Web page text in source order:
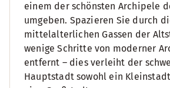
einem der schönsten Archipele
umgeben. Spazieren Sie durch
mittelalterlichen Gassen der
wenige Schritte von moderner
entfernt – dies verleiht der
Hauptstadt sowohl ein